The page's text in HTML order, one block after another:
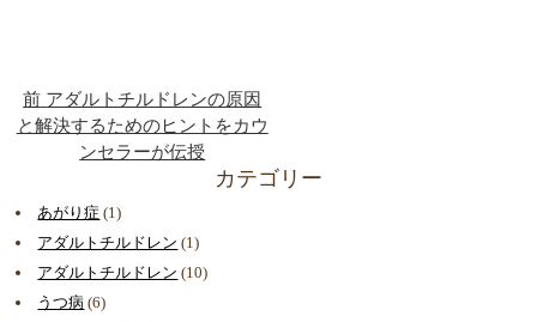
前 アダルトチルドレンの原因
と解決するためのヒントをカウ
ンセラーが伝授
カテゴリー
あがり症 (1)
アダルトチルドレン (1)
アダルトチルドレン (10)
うつ病 (6)